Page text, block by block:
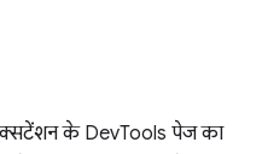
के DevTools पेज का